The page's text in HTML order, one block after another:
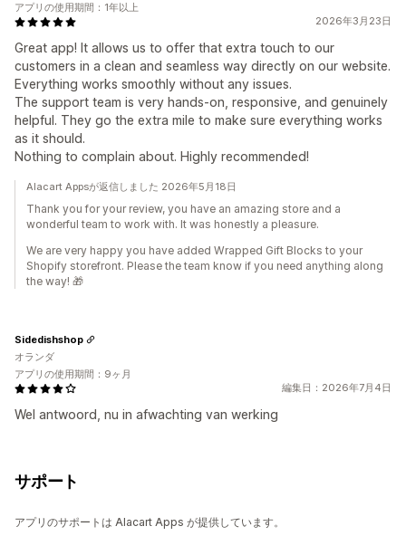
2026年3月23日
Great app! It allows us to offer that extra touch to our
customers in a clean and seamless way directly on our website.
Everything works smoothly without any issues.
The support team is very hands-on, responsive, and genuinely
helpful. They go the extra mile to make sure everything works
as it should.
Nothing to complain about. Highly recommended!
アプリの使用期間：1年以上
Alacart Appsが返信しました 2026年5月18日
Thank you for your review, you have an amazing store and a
wonderful team to work with. It was honestly a pleasure.
We are very happy you have added Wrapped Gift Blocks to your
Shopify storefront. Please the team know if you need anything along
the way! 🎁
編集日：2026年7月4日
Wel antwoord, nu in afwachting van werking
Sidedishshop
オランダ
アプリの使用期間：9ヶ月
サポート
アプリのサポートは Alacart Apps が提供しています。